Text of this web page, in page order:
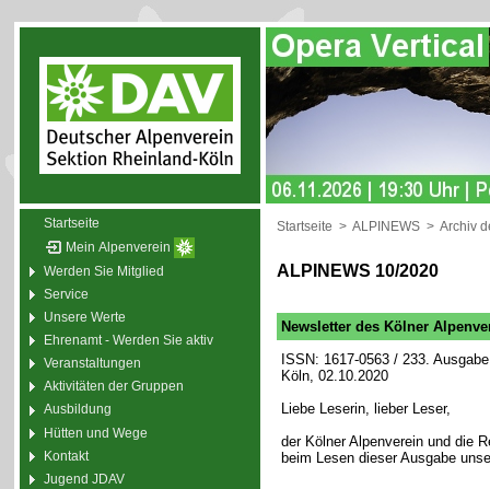
Startseite
Mein Alpenverein
Werden Sie Mitglied
Service
Unsere Werte
Ehrenamt - Werden Sie aktiv
Veranstaltungen
Aktivitäten der Gruppen
Ausbildung
Hütten und Wege
Kontakt
Jugend JDAV
Startseite > ALPINEWS > Archiv
ALPINEWS 10/2020
Newsletter des Kölner
ISSN: 1617-0563 / 233.
Köln, 02.10.2020
Liebe Leserin, lieber Leser,
der Kölner Alpenverein und die
beim Lesen dieser Ausgabe